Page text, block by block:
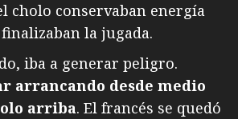
cholo conservaban energía
la jugada.
iba a generar peligro.
arrancando desde medio
arriba. El francés se quedó